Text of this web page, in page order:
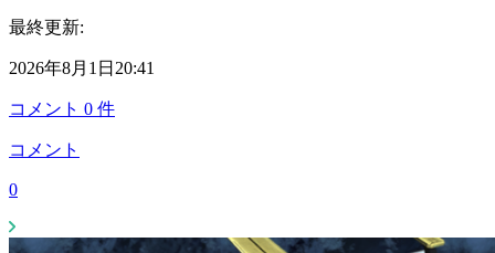
最終更新:
2026年8月1日20:41
コメント 0 件
コメント
0